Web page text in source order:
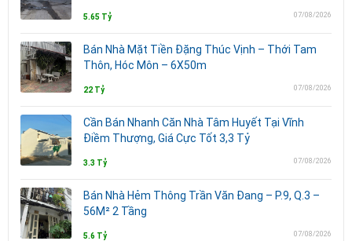
5.65 Tỷ 07/08/2026
Bán Nhà Mặt Tiền Đặng Thúc Vịnh – Thới Tam
Thôn, Hóc Môn – 6X50m
22 Tỷ 07/08/2026
Cần Bán Nhanh Căn Nhà Tâm Huyết Tại Vĩnh
Điềm Thượng, Giá Cực Tốt 3,3 Tỷ
3.3 Tỷ 07/08/2026
Bán Nhà Hẻm Thông Trần Văn Đang – P.9, Q.3 –
56M² 2 Tầng
5.6 Tỷ 07/08/2026